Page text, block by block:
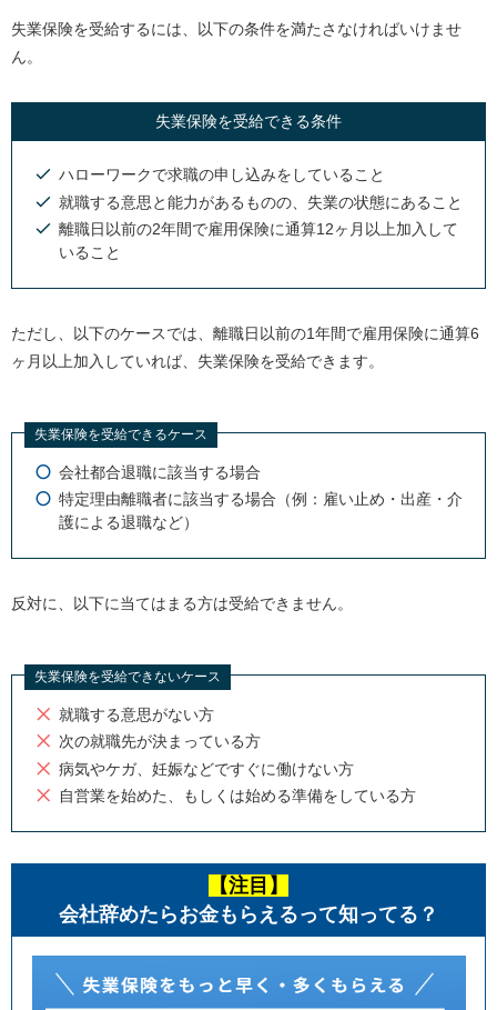
失業保険を受給するには、以下の条件を満たさなければいけませ
ん。
失業保険を受給できる条件
ハローワークで求職の申し込みをしていること
就職する意思と能力があるものの、失業の状態にあること
離職日以前の2年間で雇用保険に通算12ヶ月以上加入して
いること
ただし、以下のケースでは、離職日以前の1年間で雇用保険に通算6
ヶ月以上加入していれば、失業保険を受給できます。
失業保険を受給できるケース
会社都合退職に該当する場合
特定理由離職者に該当する場合（例：雇い止め・出産・介
護による退職など）
反対に、以下に当てはまる方は受給できません。
失業保険を受給できないケース
就職する意思がない方
次の就職先が決まっている方
病気やケガ、妊娠などですぐに働けない方
自営業を始めた、もしくは始める準備をしている方
【注目】
会社辞めたらお金もらえるって知ってる？